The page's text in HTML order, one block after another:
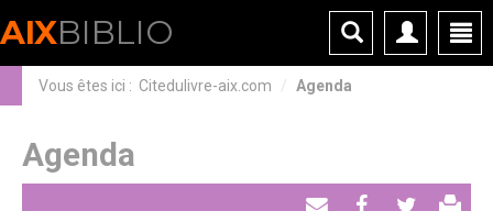
AIXBIBLIO
Vous êtes ici : Citedulivre-aix.com Agenda
Agenda
Envoyer PartagerTweeter